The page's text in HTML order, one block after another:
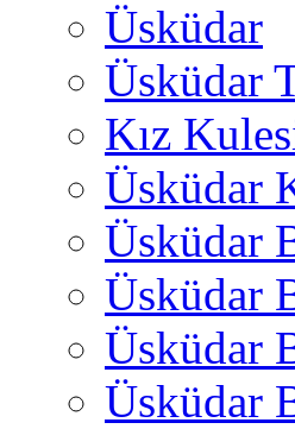
Üsküdar
Üsküdar
Kız
Üsküdar
Üsküdar
Üsküdar
Üsküdar
Üsküdar